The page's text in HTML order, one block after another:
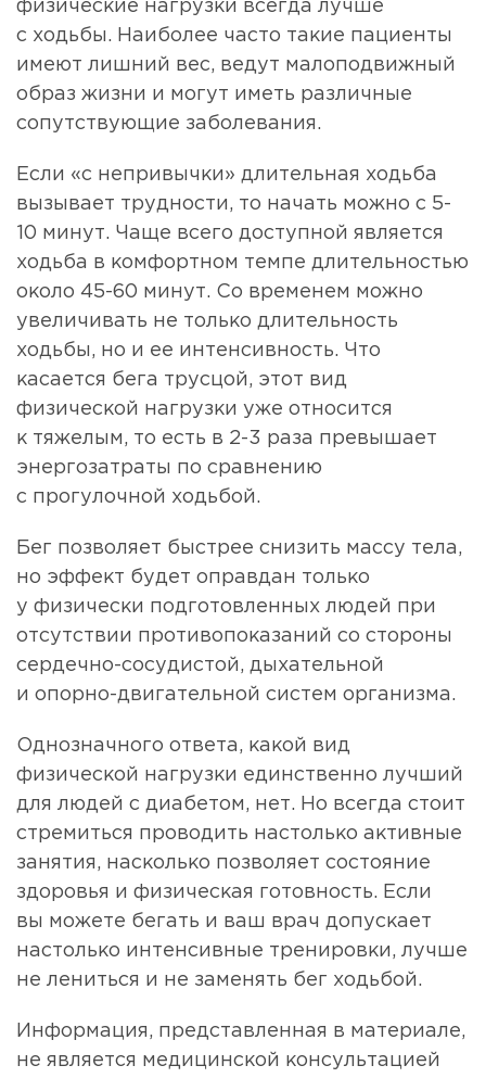
физические нагрузки всегда лучше
с ходьбы. Наиболее часто такие пациенты
имеют лишний вес, ведут малоподвижный
образ жизни и могут иметь различные
сопутствующие заболевания.
Если «с непривычки» длительная ходьба
вызывает трудности, то начать можно с 5-
10 минут. Чаще всего доступной является
ходьба в комфортном темпе длительностью
около 45-60 минут. Со временем можно
увеличивать не только длительность
ходьбы, но и ее интенсивность. Что
касается бега трусцой, этот вид
физической нагрузки уже относится
к тяжелым, то есть в 2-3 раза превышает
энергозатраты по сравнению
с прогулочной ходьбой.
Бег позволяет быстрее снизить массу тела,
но эффект будет оправдан только
у физически подготовленных людей при
отсутствии противопоказаний со стороны
сердечно-сосудистой, дыхательной
и опорно-двигательной систем организма.
Однозначного ответа, какой вид
физической нагрузки единственно лучший
для людей с диабетом, нет. Но всегда стоит
стремиться проводить настолько активные
занятия, насколько позволяет состояние
здоровья и физическая готовность. Если
вы можете бегать и ваш врач допускает
настолько интенсивные тренировки, лучше
не лениться и не заменять бег ходьбой.
Информация, представленная в материале,
не является медицинской консультацией